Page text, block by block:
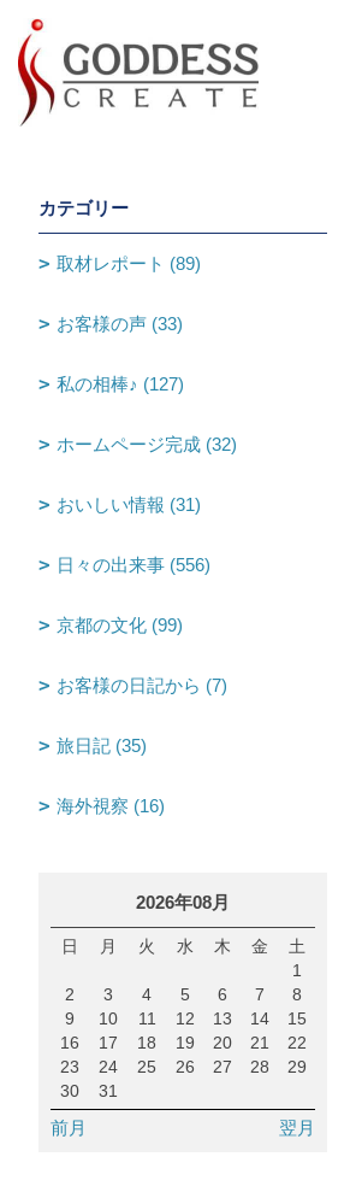
カテゴリー
取材レポート (89)
お客様の声 (33)
私の相棒♪ (127)
ホームページ完成 (32)
おいしい情報 (31)
日々の出来事 (556)
京都の文化 (99)
お客様の日記から (7)
旅日記 (35)
海外視察 (16)
2026年08月
日 月 火 水 木 金
土
1
2
3 4 5 6 7
8
9
10 11 12 13 14
15
16
17 18 19 20 21
22
23
24 25 26 27 28
29
30
31
前月 翌月